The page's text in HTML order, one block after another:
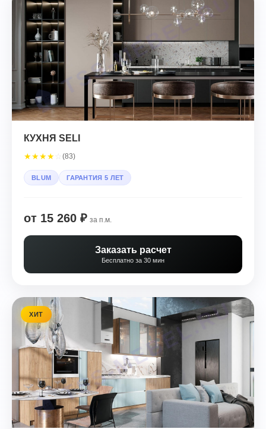
КУХНЯ SELI
★★★★ (83)
BLUM ГАРАНТИЯ 5 ЛЕТ
от 15 260 ₽ за п.м.
Заказать расчет
Бесплатно за 30 мин
ХИТ